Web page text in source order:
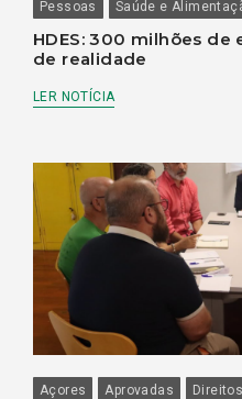
Pessoas Saúde e
HDES: 300 milhões de
de realidade
LER NOTÍCIA
Açores Aprovadas